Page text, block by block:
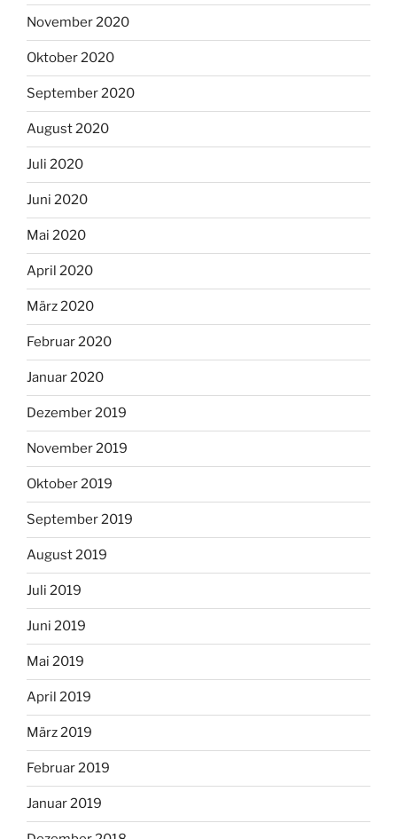
November 2020
Oktober 2020
September 2020
August 2020
Juli 2020
Juni 2020
Mai 2020
April 2020
März 2020
Februar 2020
Januar 2020
Dezember 2019
November 2019
Oktober 2019
September 2019
August 2019
Juli 2019
Juni 2019
Mai 2019
April 2019
März 2019
Februar 2019
Januar 2019